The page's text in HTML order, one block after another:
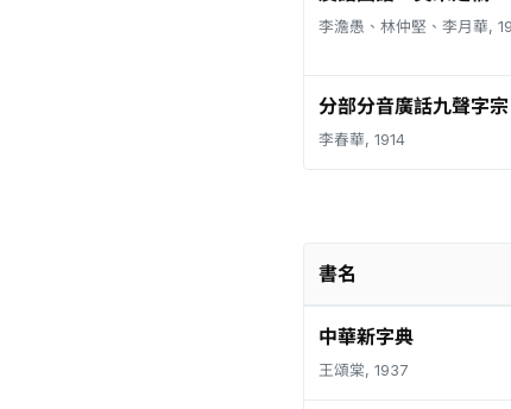
李澹愚、林仲堅、李月華,
分部分音廣話九聲字宗
李春華, 1914
書名
中華新字典
王頌棠, 1937